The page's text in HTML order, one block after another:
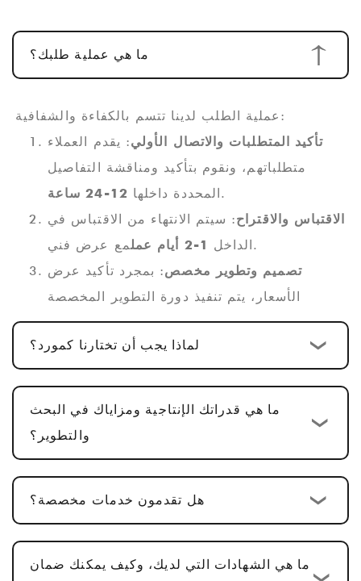
ما هي عملية طلبك؟
عملية الطلب لدينا تتسم بالكفاءة والشفافية:
تأكيد المتطلبات والاتصال الأولي: يقدم العملاء
متطلباتهم، ونقوم بتأكيد ومناقشة التفاصيل
المحددة داخلها 12-24 ساعة
.
الاقتباس والاقتراح: سيتم الانتهاء من الاقتباس في
الداخل 1-2 أيام عمل
مع عرض فني.
تصميم وتطوير مخصص: بمجرد تأكيد عرض
الأسعار، يتم تنفيذ دورة التطوير المخصصة
القياسية10-15 يوم عمل
. بالنسبة لمنتجات
PCBA متعددة الوظائف، بما في ذلك تصميم
الأجهزة، وتصميم PCBA، وتطوير البرامج، تكون
تأكيد العينة والتعديلات
7 أيام عمل
، مع إجراء التعديلات بناءً على
التعليقات.
الإنتاج الضخم وفحص الجودة: بعد الموافقة على
لماذا يجب أن تختارنا كمورد؟
ما هي قدراتك الإنتاجية ومزاياك في البحث
والتطوير؟
هل تقدمون خدمات مخصصة؟
ما هي الشهادات التي لديك، وكيف يمكنك ضمان